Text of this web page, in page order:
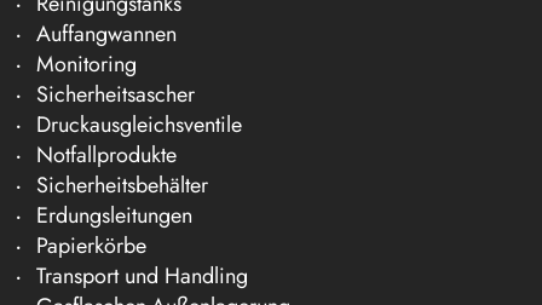
Auffangwannen
Monitoring
Sicherheitsascher
Druckausgleichsventile
Notfallprodukte
Sicherheitsbehälter
Erdungsleitungen
Papierkörbe
Transport und Handling